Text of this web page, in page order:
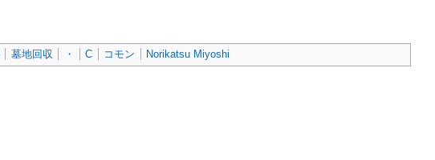
墓地回収 ・ C コモン Norikatsu Miyoshi